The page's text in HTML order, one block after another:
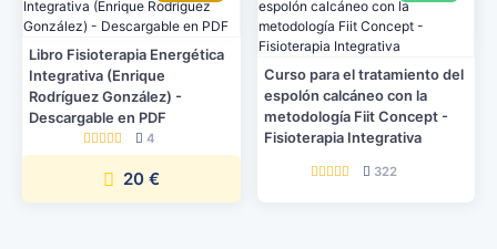
Libro Fisioterapia Energética
Integrativa (Enrique
Rodríguez González) -
Descargable en PDF
4
20 €
Curso para el tratamiento del
espolón calcáneo con la
metodología Fiit Concept -
Fisioterapia Integrativa
322